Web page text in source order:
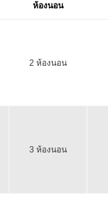
ห้องนอน
2 ห้องนอน
3 ห้องนอน